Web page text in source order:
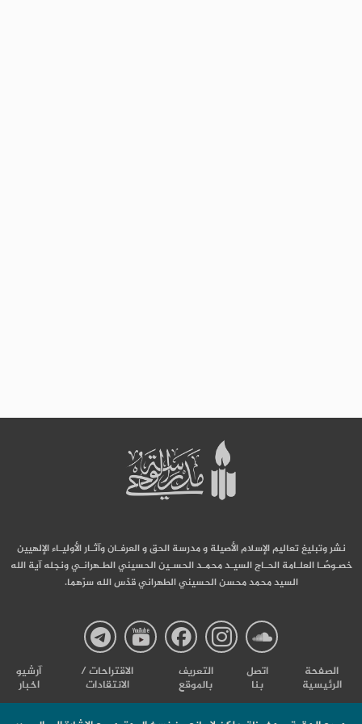
نشر وتبليغ تعاليم الإسلام الأصيلة و مدرسة الحق و العرفـان وآثـار الأوليـاء الإلهيين
خصـوصًـا العلـامة الحـاج السيـد محمـد الحسـين الحسيني الطـهرانـي ونجله آية الله
السيد محمد محسن الحسيني الطهراني قدّس الله سرّهما.
صفحة
صفحة
صفحة
صفحة
الصفحة
الرئيسية
اتصل
بنا
التعریف
بالموقع
الاقتراحات /
الانتقادات
آرشیو
اخبار